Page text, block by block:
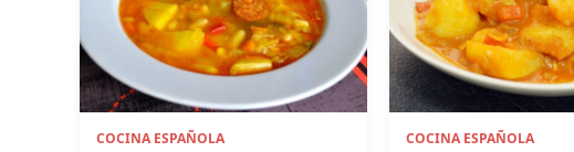
COCINA ESPAÑOLA
COCINA ESPAÑOLA